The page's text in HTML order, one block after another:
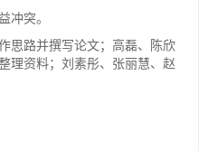
冲突。
思路并撰写论文；高磊、陈欣
理资料；刘素彤、张丽慧、赵